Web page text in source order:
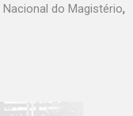
Nacional do Magistério,